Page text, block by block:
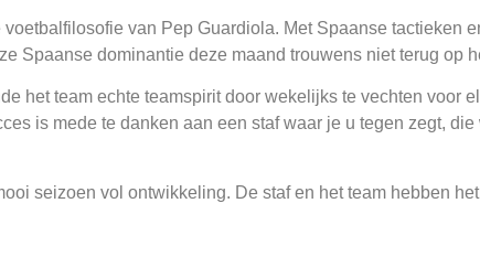
van Pep Guardiola. Met Spaanse tactieken
Spaanse dominantie deze maand trouwens niet terug op
het team echte teamspirit door wekelijks te vechten voor
is mede te danken aan een staf waar je u tegen zegt,
seizoen vol ontwikkeling. De staf en het team hebben